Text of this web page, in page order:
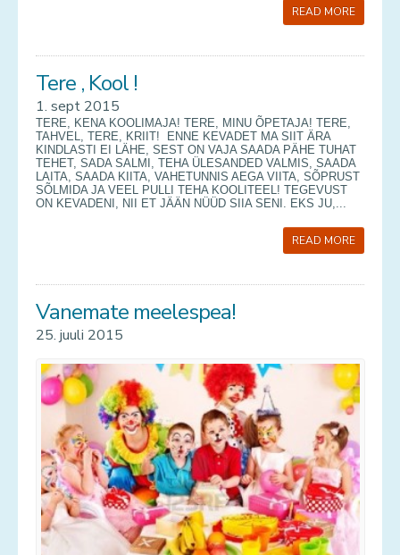
READ MORE
Tere , Kool !
1. sept 2015
TERE, KENA KOOLIMAJA! TERE, MINU ÕPETAJA! TERE,
TAHVEL, TERE, KRIIT! ENNE KEVADET MA SIIT ÄRA
KINDLASTI EI LÄHE, SEST ON VAJA SAADA PÄHE TUHAT
TEHET, SADA SALMI, TEHA ÜLESANDED VALMIS, SAADA
LAITA, SAADA KIITA, VAHETUNNIS AEGA VIITA, SÕPRUST
SÕLMIDA JA VEEL PULLI TEHA KOOLITEEL! TEGEVUST
ON KEVADENI, NII ET JÄÄN NÜÜD SIIA SENI. EKS JU,...
READ MORE
Vanemate meelespea!
25. juuli 2015